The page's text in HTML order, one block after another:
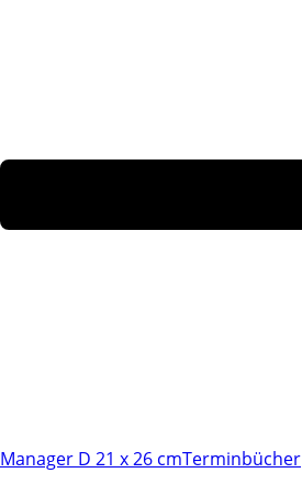
Manager D 21 x 26 cmTerminbücher